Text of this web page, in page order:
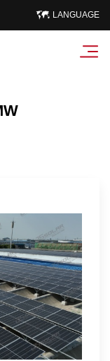
LANGUAGE